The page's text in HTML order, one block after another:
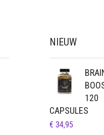
NIEUW
120
CAPSULES
€ 34,95